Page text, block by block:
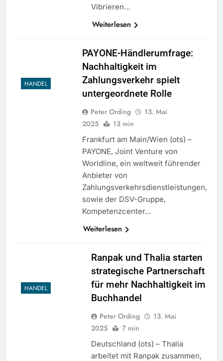
Vibrieren…
Weiterlesen
HANDEL
PAYONE-Händlerumfrage:
Nachhaltigkeit im
Zahlungsverkehr spielt
untergeordnete Rolle
Peter Ording
13. Mai
2025
13 min
Frankfurt am Main/Wien (ots) –
PAYONE, Joint Venture von
Worldline, ein weltweit führender
Anbieter von
Zahlungsverkehrsdienstleistungen,
sowie der DSV-Gruppe,
Kompetenzcenter…
Weiterlesen
HANDEL
Ranpak und Thalia starten
strategische Partnerschaft
für mehr Nachhaltigkeit im
Buchhandel
Peter Ording
13. Mai
2025
7 min
Deutschland (ots) – Thalia
arbeitet mit Ranpak zusammen,